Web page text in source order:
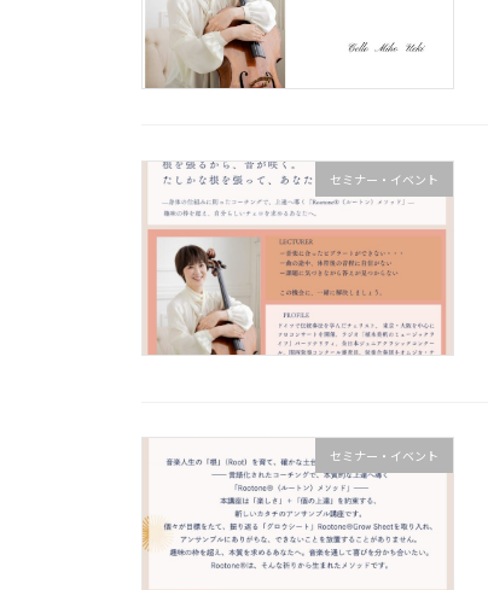
セミナー・イベント
セミナー・イベント